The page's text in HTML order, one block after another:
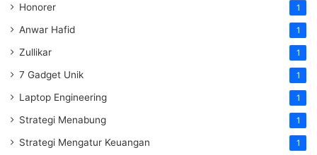
Honorer 1
Anwar Hafid 1
Zullikar 1
7 Gadget Unik 1
Laptop Engineering 1
Strategi Menabung 1
Strategi Mengatur Keuangan 1